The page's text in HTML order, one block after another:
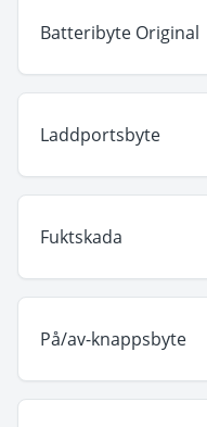
Batteribyte Original
Laddportsbyte
Fuktskada
På/av-knappsbyte